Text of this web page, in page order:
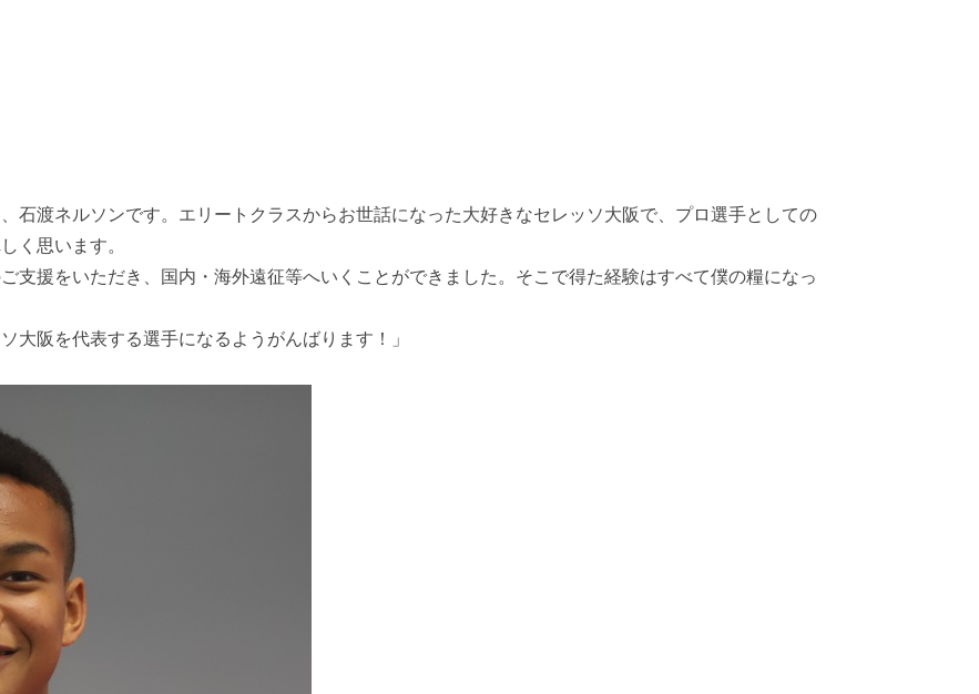
石渡ネルソンです。エリートクラスからお世話になった大好きなセレッソ大阪で、プロ選手としての
く思います。
支援をいただき、国内・海外遠征等へいくことができました。そこで得た経験はすべて僕の糧になっ
大阪を代表する選手になるようがんばります！」